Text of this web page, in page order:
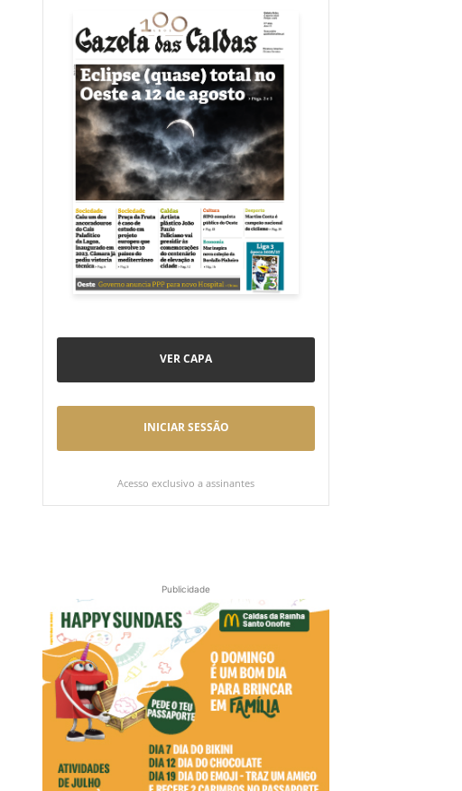
VER CAPA
INICIAR SESSÃO
Acesso exclusivo a assinantes
Publicidade